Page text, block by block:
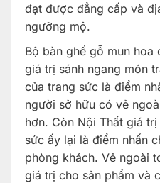
đạt được đẳng cấp và
ngưỡng mộ.
Bộ bàn ghế gỗ mun
giá trị sánh ngang món
của trang sức là điểm
người sở hữu có vẻ
hơn. Còn Nội Thất giá
sức ấy lại là điểm nhấn
phòng khách. Vẻ ngoài
giá trị cho sản phẩm và